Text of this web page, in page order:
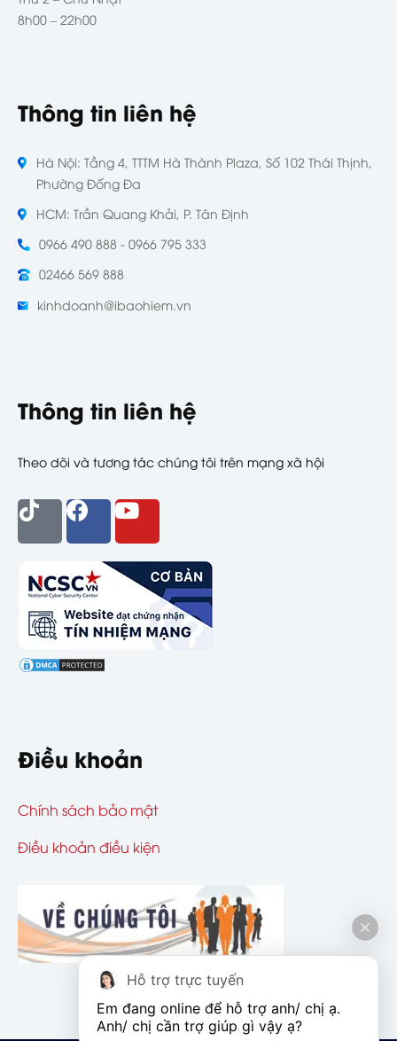
8h00 – 22h00
Thông tin liên hệ
Hà Nội: Tầng 4, TTTM Hà Thành Plaza, Số 102 Thái Thịnh,
Phường Đống Đa
HCM: Trần Quang Khải, P. Tân Định
0966 490 888 - 0966 795 333
02466 569 888
kinhdoanh@ibaohiem.vn
Thông tin liên hệ
Theo dõi và tương tác chúng tôi trên mạng xã hội
Điều khoản
Chính sách bảo mật
Điều khoản điều kiện
Hỗ trợ trực tuyến
Em đang online để hỗ trợ anh/ chị ạ.
Anh/ chị cần trợ giúp gì vậy ạ?